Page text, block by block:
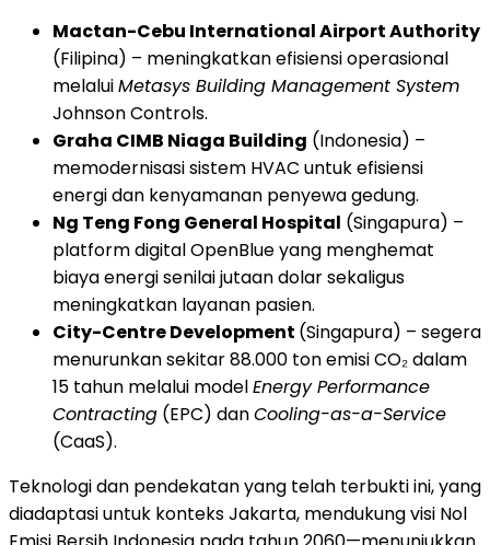
Mactan-Cebu International Airport Authority
(Filipina) – meningkatkan efisiensi operasional
melaluiMetasys Building Management System
Johnson Controls.
Graha CIMB Niaga Building (Indonesia) –
memodernisasi sistem HVAC untuk efisiensi
energi dan kenyamanan penyewa gedung.
Ng Teng Fong General Hospital (Singapura) –
platform digital OpenBlue yang menghemat
biaya energi senilai jutaan dolar sekaligus
meningkatkan layanan pasien.
City-Centre Development (Singapura) – segera
menurunkan sekitar 88.000 ton emisi CO₂ dalam
15 tahun melalui modelEnergy Performance
Contracting (EPC) danCooling-as-a-Service
(CaaS).
Teknologi dan pendekatan yang telah terbukti ini, yang
diadaptasi untuk konteksJakarta, mendukung visi Nol